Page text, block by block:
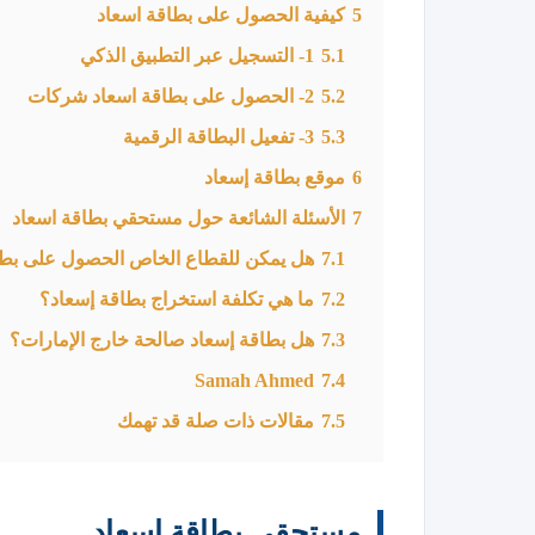
5 كيفية الحصول على بطاقة اسعاد
5.1 1- التسجيل عبر التطبيق الذكي
5.2 2- الحصول على بطاقة اسعاد شركات
5.3 3- تفعيل البطاقة الرقمية
6 موقع بطاقة إسعاد
7
الأسئلة الشائعة حول مستحقي بطاقة اسعاد
7.1 هل يمكن للقطاع الخاص الحصول على
7.2 ما هي تكلفة استخراج بطاقة إسعاد؟
7.3 هل بطاقة إسعاد صالحة خارج الإمارات؟
7.4
Samah Ahmed
7.5 مقالات ذات صلة قد تهمك